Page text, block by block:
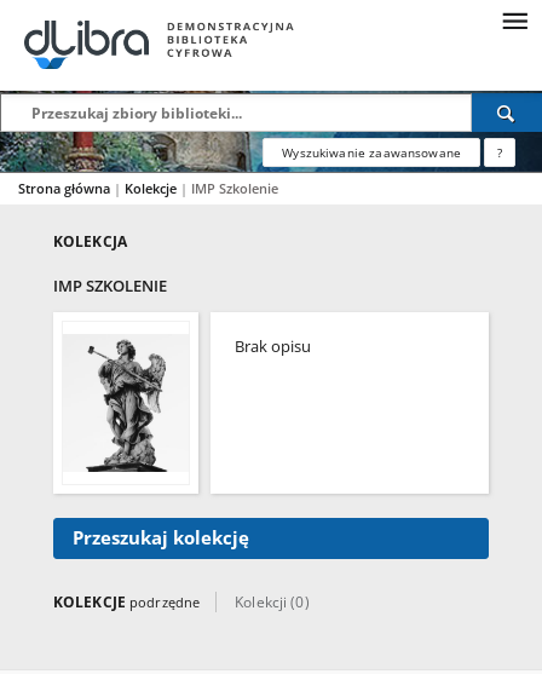
Wyszukiwanie zaawansowane ?
Strona główna | Kolekcje | IMP Szkolenie
KOLEKCJA
IMP SZKOLENIE
Brak opisu
Przeszukaj kolekcję
KOLEKCJE podrzędne Kolekcji (0)